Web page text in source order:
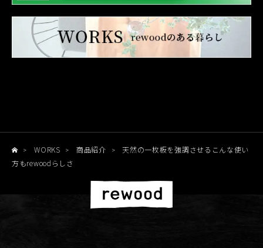
> WORKS > 商品紹介 >
天然の一枚板を強調させるこんな使い
方もrewoodらしさ